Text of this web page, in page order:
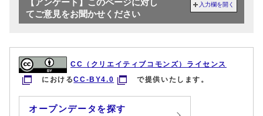
【アンケート】このページに対し
てご意見をお聞かせください
入力欄を開く
CC（クリエイティブコモンズ）ライセンス
におけるCC-BY4.0 で提供いたします。
オープンデータを探す